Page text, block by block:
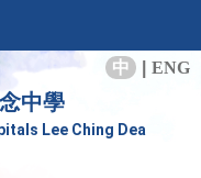
中 ENG
中學
Lee Ching Dea